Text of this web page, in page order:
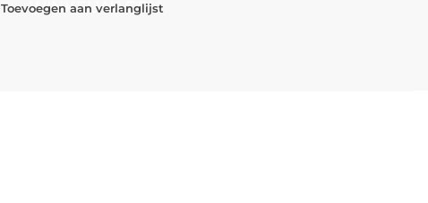
WINKELWAGEN
Toevoegen aan verlanglijst